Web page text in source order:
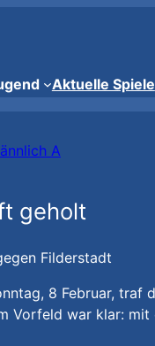
Aktuelle Spiele
A
geholt
Filderstadt
8 Februar, traf
Vorfeld war klar: